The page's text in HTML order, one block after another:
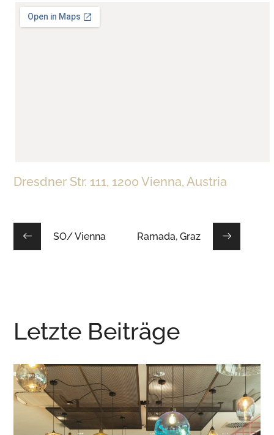
Dresdner Str. 111, 1200 Vienna, Austria
SO/ Vienna Ramada, Graz
Letzte Beiträge
the niu Belt, Eschborn